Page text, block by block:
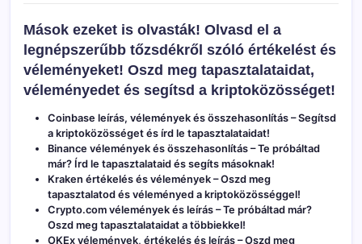
Mások ezeket is olvasták! Olvasd el a
legnépszerűbb tőzsdékről szóló értékelést és
véleményeket! Oszd meg tapasztalataidat,
véleményedet és segítsd a kriptoközösséget!
Coinbase leírás, vélemények és összehasonlítás – Segítsd
a kriptoközösséget és írd le tapasztalataidat!
Binance vélemények és összehasonlítás – Te próbáltad
már? Írd le tapasztalataid és segíts másoknak!
Kraken értékelés és vélemények – Oszd meg
tapasztalatod és véleményed a kriptoközösséggel!
Crypto.com vélemények és leírás – Te próbáltad már?
Oszd meg tapasztalataidat a többiekkel!
OKEx vélemények, értékelés és leírás – Oszd meg